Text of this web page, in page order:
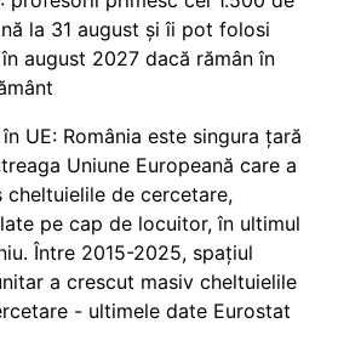
la 31 august și îi pot folosi
august 2027 dacă rămân în
UE: România este singura țară
Uniune Europeană care a
cheltuielile de cercetare,
pe cap de locuitor, în ultimul
Între 2015-2025, spațiul
a crescut masiv cheltuielile
- ultimele date Eurostat